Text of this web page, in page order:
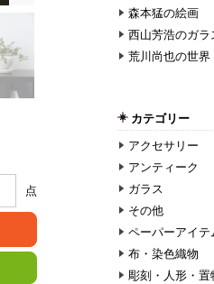
点
森本猛の絵画
西山芳浩のガラ
荒川尚也の世界
カテゴリー
アクセサリー
アンティーク
ガラス
その他
ペーパーアイテ
布・染色織物
彫刻・人形・置